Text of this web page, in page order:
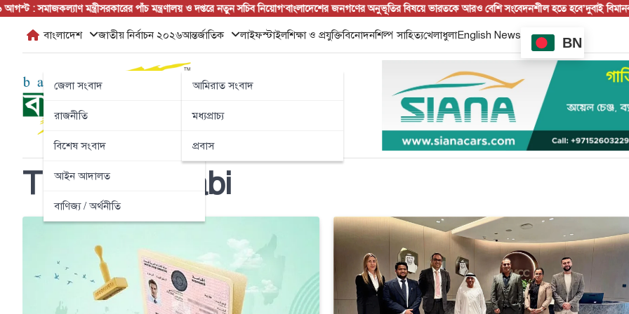
Skip
content
মন্ত্রীসরকারের পাঁচ মন্ত্রণালয় ও দপ্তরে নতুন সচিব নিয়োগ‘বাংলাদেশের জনগণের অনুভূতির বিষয়ে ভারতকে আরও বেশি সংবেদনশীল হতে হবে’দুবাই বিমানবন্দরে
বাংলাদেশ
জেলা সংবাদ
রাজনীতি
বিশেষ সংবাদ
আইন আদালত
বাণিজ্য / অর্থনীতি
জাতীয় নির্বাচন ২০২৬আন্তর্জাতিক
আমিরাত সংবাদ
মধ্যপ্রাচ্য
প্রবাস
লাইফস্টাইলশিক্ষা ও প্রযুক্তিবিনোদনশিল্প সাহিত্যখেলাধুলাEnglish News
BN
Tag:abu dhabi